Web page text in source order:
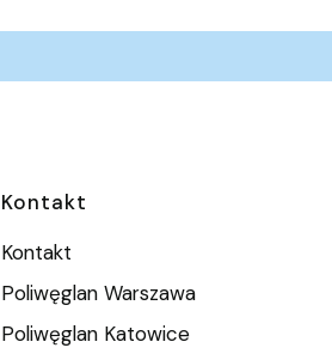
Linki w stopce
Kontakt
Kontakt
Poliwęglan Warszawa
Poliwęglan Katowice